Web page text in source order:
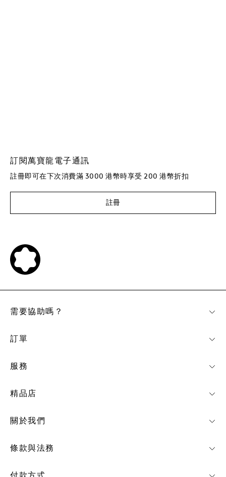
訂閱萬寶龍電子通訊
註冊即可在下次消費滿 3000 港幣時享受 200 港幣折扣
註冊
需要協助嗎？
訂單
服務
精品店
關於我們
條款與法務